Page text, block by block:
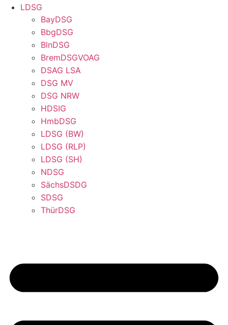
LDSG
BayDSG
BbgDSG
BlnDSG
BremDSGVOAG
DSAG LSA
DSG MV
DSG NRW
HDSIG
HmbDSG
LDSG (BW)
LDSG (RLP)
LDSG (SH)
NDSG
SächsDSDG
SDSG
ThürDSG